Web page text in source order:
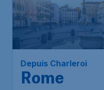
Depuis Charleroi
Rome